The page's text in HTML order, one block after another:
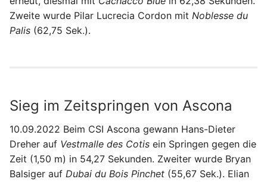
Zweite wurde Pilar Lucrecia Cordon mit Noblesse du
Palis (62,75 Sek.).
Sieg im Zeitspringen von Ascona
10.09.2022 Beim CSI Ascona gewann Hans-Dieter
Dreher auf Vestmalle des Cotis ein Springen gegen die
Zeit (1,50 m) in 54,27 Sekunden. Zweiter wurde Bryan
Balsiger auf Dubai du Bois Pinchet (55,67 Sek.). Elian